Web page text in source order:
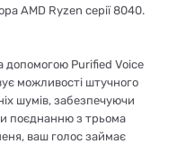
AMD Ryzen серії 8040.
допомогою Purified Voice
можливості штучного
шумів, забезпечуючи
поєднанню з трьома
ваш голос займає